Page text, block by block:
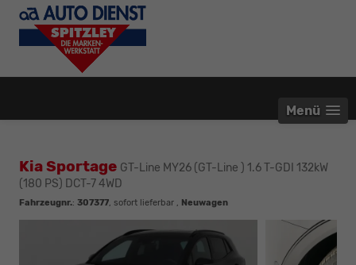
Menü
Kia Sportage GT-Line MY26 (GT-Line ) 1.6 T-GDI 132kW
(180 PS) DCT-7 4WD
Fahrzeugnr.: 307377, sofort lieferbar , Neuwagen